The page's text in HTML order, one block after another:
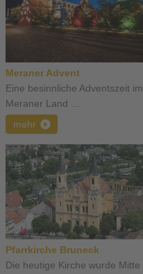
Meraner Advent
Eine besinnliche Adventszeit im
Meraner Land ...
mehr
Pfarrkirche Bruneck
Die heutige Kirche wurde Mitte